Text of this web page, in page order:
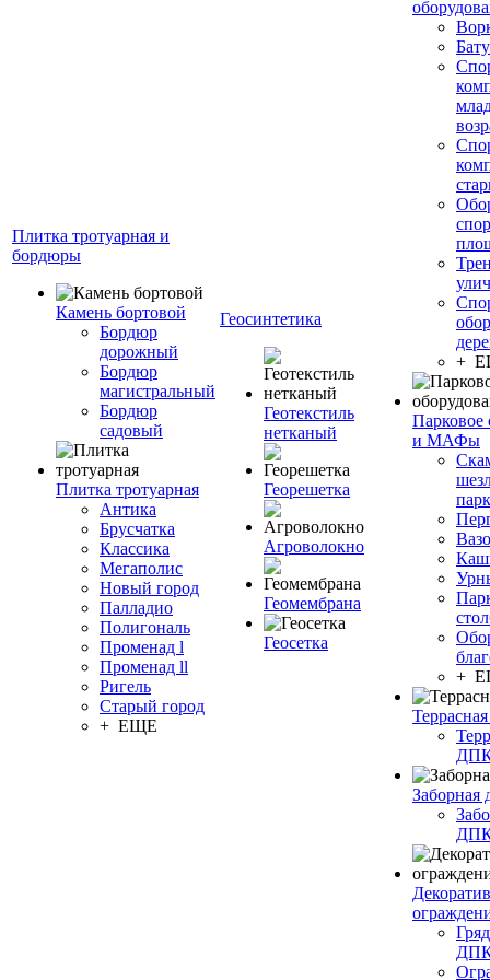
Плитка тротуарная и
бордюры
Камень бортовой
Бордюр
дорожный
Бордюр
магистральный
Бордюр
садовый
Плитка тротуарная
Антика
Брусчатка
Классика
Мегаполис
Новый город
Палладио
Полигональ
Променад l
Променад ll
Ригель
Старый город
+ ЕЩЕ
Геосинтетика
Геотекстиль
нетканый
Георешетка
Агроволокно
Геомембрана
Геосетка
+
Парковое
и МАФы
+
Заборная